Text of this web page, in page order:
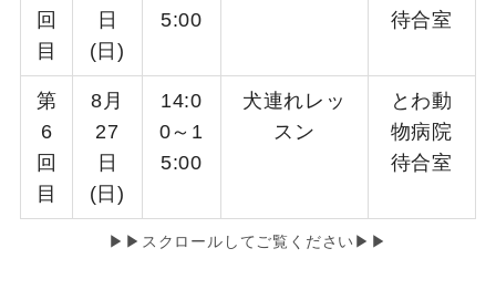
回
目
日
(日)
5:00
待合室
第
6
回
目
8月
27
日
(日)
14:0
0～1
5:00
犬連れレッ
スン
とわ動
物病院
待合室
▶▶スクロールしてご覧ください▶▶